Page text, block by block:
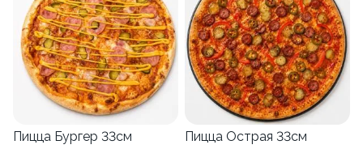
Пицца Бургер 33см Пицца Острая 33см